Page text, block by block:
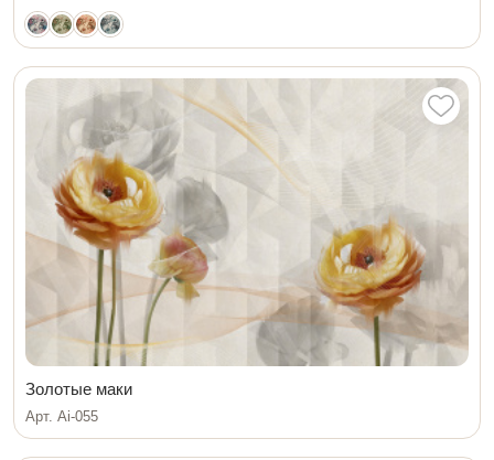
Золотые маки
Арт. Ai-055